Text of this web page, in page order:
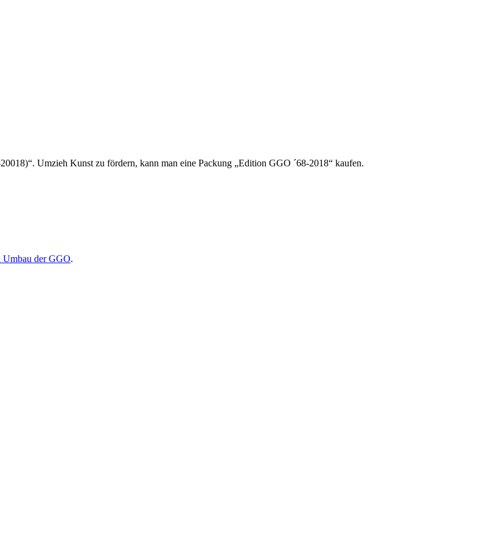
Umzieh Kunst zu fördern, kann man eine Packung „Edition GGO ´68-2018“ kaufen.
Umbau der GGO.